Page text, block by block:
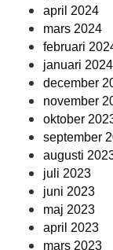
april 2024
mars 2024
februari
januari 2024
december
november
oktober
september
augusti
juli 2023
juni 2023
maj 2023
april 2023
mars 2023